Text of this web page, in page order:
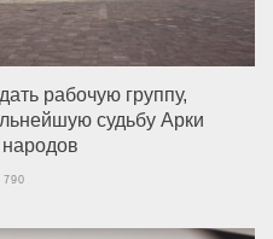
рабочую группу,
судьбу Арки
790